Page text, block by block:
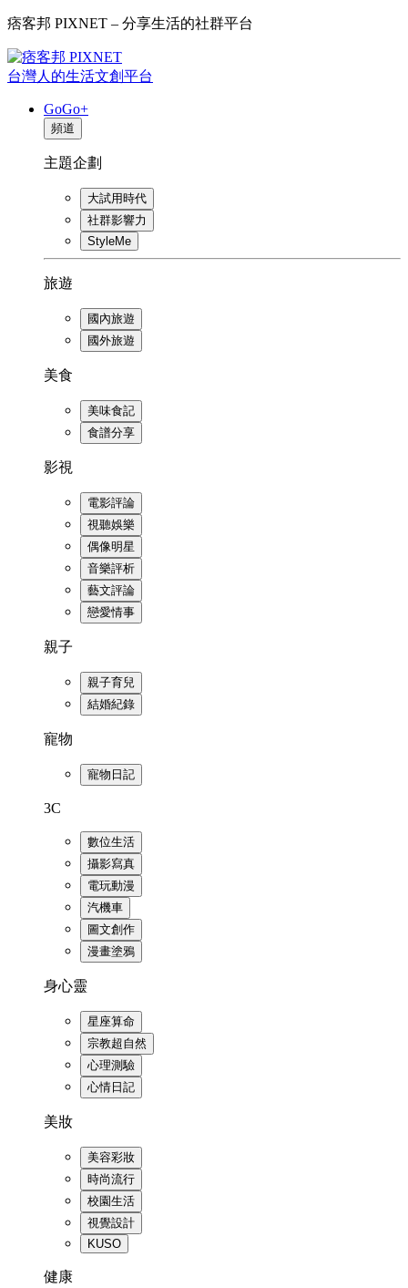
痞客邦 PIXNET – 分享生活的社群平台
台灣人的生活文創平台
GoGo+
頻道
主題企劃
大試用時代
社群影響力
StyleMe
旅遊
國內旅遊
國外旅遊
美食
美味食記
食譜分享
影視
電影評論
視聽娛樂
偶像明星
音樂評析
藝文評論
戀愛情事
親子
親子育兒
結婚紀錄
寵物
寵物日記
3C
數位生活
攝影寫真
電玩動漫
汽機車
圖文創作
漫畫塗鴉
身心靈
星座算命
宗教超自然
心理測驗
心情日記
美妝
美容彩妝
時尚流行
校園生活
視覺設計
KUSO
健康